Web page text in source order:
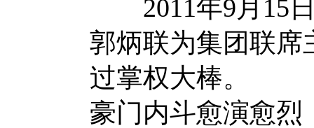
2011年9月15日
郭炳联为集团联席
过掌权大棒。
豪门内斗愈演愈烈